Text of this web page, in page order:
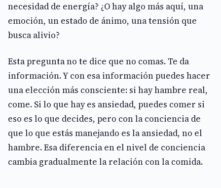
necesidad de energía? ¿O hay algo más aquí, una
emoción, un estado de ánimo, una tensión que
busca alivio?
Esta pregunta no te dice que no comas. Te da
información. Y con esa información puedes hacer
una elección más consciente: si hay hambre real,
come. Si lo que hay es ansiedad, puedes comer si
eso es lo que decides, pero con la conciencia de
que lo que estás manejando es la ansiedad, no el
hambre. Esa diferencia en el nivel de conciencia
cambia gradualmente la relación con la comida.